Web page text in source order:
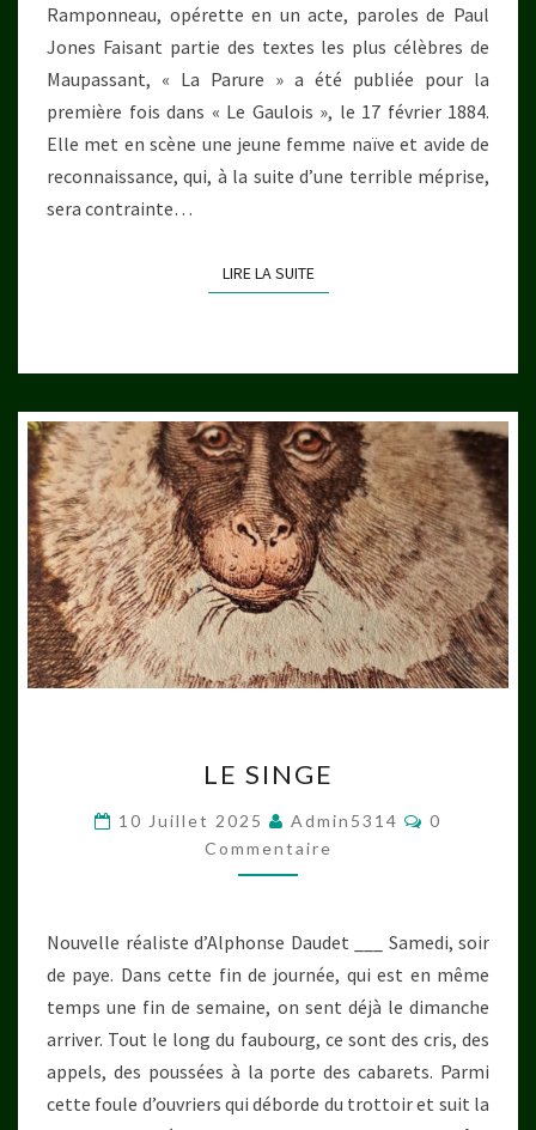
MAUPASSANT
Ramponneau, opérette en un acte, paroles de Paul
Jones Faisant partie des textes les plus célèbres de
Maupassant, « La Parure » a été publiée pour la
première fois dans « Le Gaulois », le 17 février 1884.
Elle met en scène une jeune femme naïve et avide de
reconnaissance, qui, à la suite d’une terrible méprise,
sera contrainte…
LIRE LA SUITELIRE LA SUITE
SINGE
LE SINGE
10 Juillet 2025 Admin5314
0
Commentaire
Nouvelle réaliste d’Alphonse Daudet ___ Samedi, soir
de paye. Dans cette fin de journée, qui est en même
temps une fin de semaine, on sent déjà le dimanche
arriver. Tout le long du faubourg, ce sont des cris, des
appels, des poussées à la porte des cabarets. Parmi
cette foule d’ouvriers qui déborde du trottoir et suit la